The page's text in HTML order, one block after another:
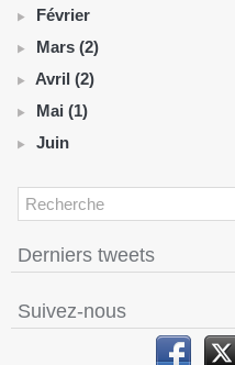
Février
Mars (2)
Avril (2)
Mai (1)
Juin
Derniers tweets
Suivez-nous